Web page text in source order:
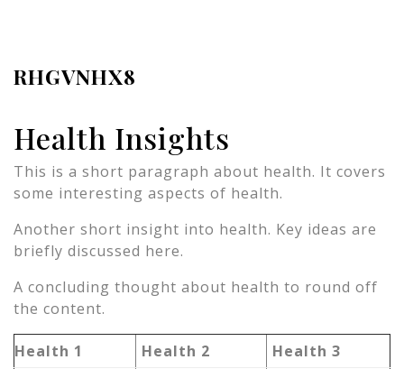
RHGVNHX8
Health Insights
This is a short paragraph about health. It covers
some interesting aspects of health.
Another short insight into health. Key ideas are
briefly discussed here.
A concluding thought about health to round off
the content.
Health 1 Health 2
Health 3